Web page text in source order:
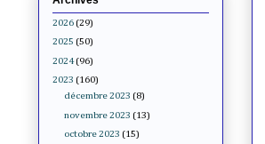
2026 (29)
2025 (50)
2024 (96)
2023 (160)
décembre 2023 (8)
novembre 2023 (13)
octobre 2023 (15)